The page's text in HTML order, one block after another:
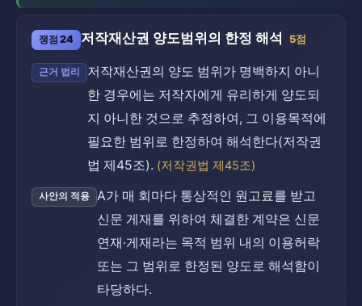
쟁점 24 저작재산권 양도범위의 한정 해석 5점
근거 법리
저작재산권의 양도 범위가 명백하지 아니
한 경우에는 저작자에게 유리하게 양도되
지 아니한 것으로 추정하여, 그 이용목적에
필요한 범위로 한정하여 해석한다(저작권
법 제45조). (저작권법 제45조)
사안의 적용
A가 매 회마다 통상적인 원고료를 받고
신문 게재를 위하여 체결한 계약은 신문
연재·게재라는 목적 범위 내의 이용허락
또는 그 범위로 한정된 양도로 해석함이
타당하다.